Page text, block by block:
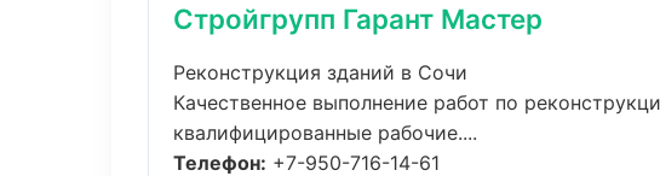
Стройгрупп Гарант Мастер
Реконструкция зданий в Сочи
Качественное выполнение работ по
квалифицированные рабочие....
Телефон: +7-950-716-14-61